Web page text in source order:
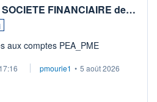
FINANCIAIRE de…
accesibles aux comptes PEA_PME
17:16 pmourie1 • 5 août 2026